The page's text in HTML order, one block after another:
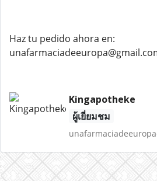
Haz tu pedido ahora en:
Kingapotheke
ผู้เยี่ยมชม